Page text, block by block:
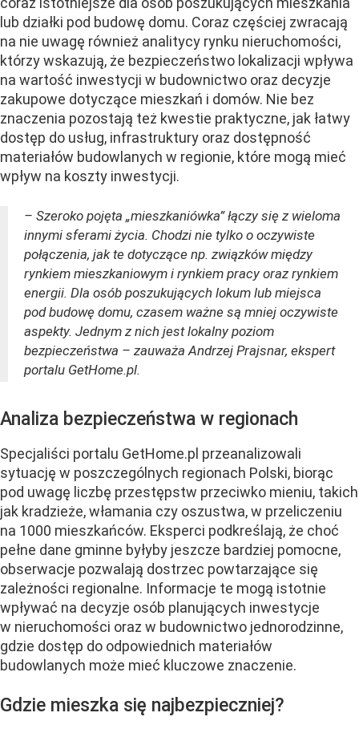
lub działki pod budowę domu. Coraz częściej zwracają
na nie uwagę również analitycy rynku nieruchomości,
którzy wskazują, że bezpieczeństwo lokalizacji wpływa
na wartość inwestycji w budownictwo oraz decyzje
zakupowe dotyczące mieszkań i domów. Nie bez
znaczenia pozostają też kwestie praktyczne, jak łatwy
dostęp do usług, infrastruktury oraz dostępność
materiałów budowlanych w regionie, które mogą mieć
wpływ na koszty inwestycji.
– Szeroko pojęta „mieszkaniówka” łączy się z wieloma
innymi sferami życia. Chodzi nie tylko o oczywiste
połączenia, jak te dotyczące np. związków między
rynkiem mieszkaniowym i rynkiem pracy oraz rynkiem
energii. Dla osób poszukujących lokum lub miejsca
pod budowę domu, czasem ważne są mniej oczywiste
aspekty. Jednym z nich jest lokalny poziom
bezpieczeństwa – zauważa Andrzej Prajsnar, ekspert
portalu GetHome.pl.
Analiza bezpieczeństwa w regionach
Specjaliści portalu GetHome.pl przeanalizowali
sytuację w poszczególnych regionach Polski, biorąc
pod uwagę liczbę przestępstw przeciwko mieniu, takich
jak kradzieże, włamania czy oszustwa, w przeliczeniu
na 1000 mieszkańców. Eksperci podkreślają, że choć
pełne dane gminne byłyby jeszcze bardziej pomocne,
obserwacje pozwalają dostrzec powtarzające się
zależności regionalne. Informacje te mogą istotnie
wpływać na decyzje osób planujących inwestycje
w nieruchomości oraz w budownictwo jednorodzinne,
gdzie dostęp do odpowiednich materiałów
budowlanych może mieć kluczowe znaczenie.
Gdzie mieszka się najbezpieczniej?